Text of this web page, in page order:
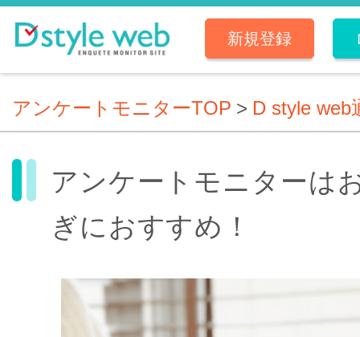
新規登録
アンケートモニターTOP > D style web
アンケートモニターは
ぎにおすすめ！